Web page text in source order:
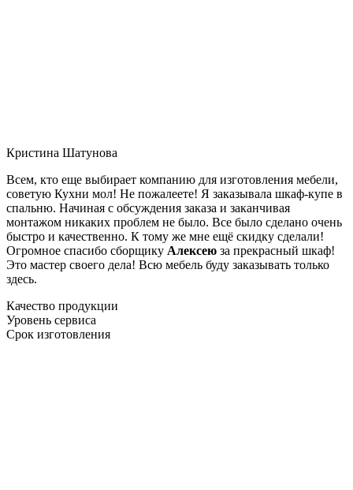
Кристина Шатунова
Всем, кто еще выбирает компанию для изготовления мебели,
советую Кухни мол! Не пожалеете! Я заказывала шкаф-купе в
спальню. Начиная с обсуждения заказа и заканчивая
монтажом никаких проблем не было. Все было сделано очень
быстро и качественно. К тому же мне ещё скидку сделали!
Огромное спасибо сборщику Алексею за прекрасный шкаф!
Это мастер своего дела! Всю мебель буду заказывать только
здесь.
Качество продукции
Уровень сервиса
Срок изготовления